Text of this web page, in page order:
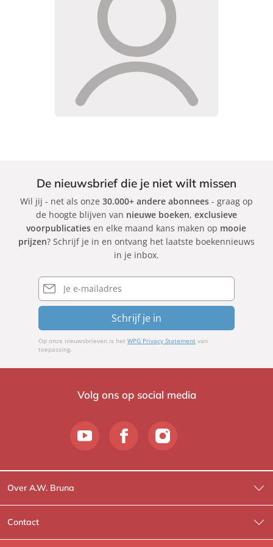
De nieuwsbrief die je niet wilt missen
Wil jij - net als onze 30.000+ andere abonnees- graag op
de hoogte blijven van nieuwe boeken, exclusieve
voorpublicaties en elke maand kans maken op mooie
prijzen? Schrijf je in en ontvang het laatste boekennieuws
in je inbox.
E-
mailadres
Schrijf je in
Op onze nieuwsbrieven is hetWPG Privacy Statement van
toepassing.
Volg ons op social media
Over A.W. Bruna
Wat wij doen
Wie is Wie?
Contact
Contactinformatie